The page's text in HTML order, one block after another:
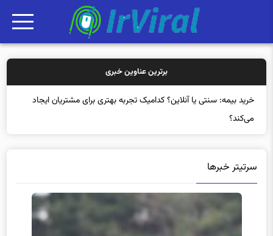
برترین عناوین خبری
خرید بیمه: سنتی یا آنلاین؟ کدامیک تجربه بهتری برای مشتریان ایجاد
می‌کند؟
سرتیتر خبرها